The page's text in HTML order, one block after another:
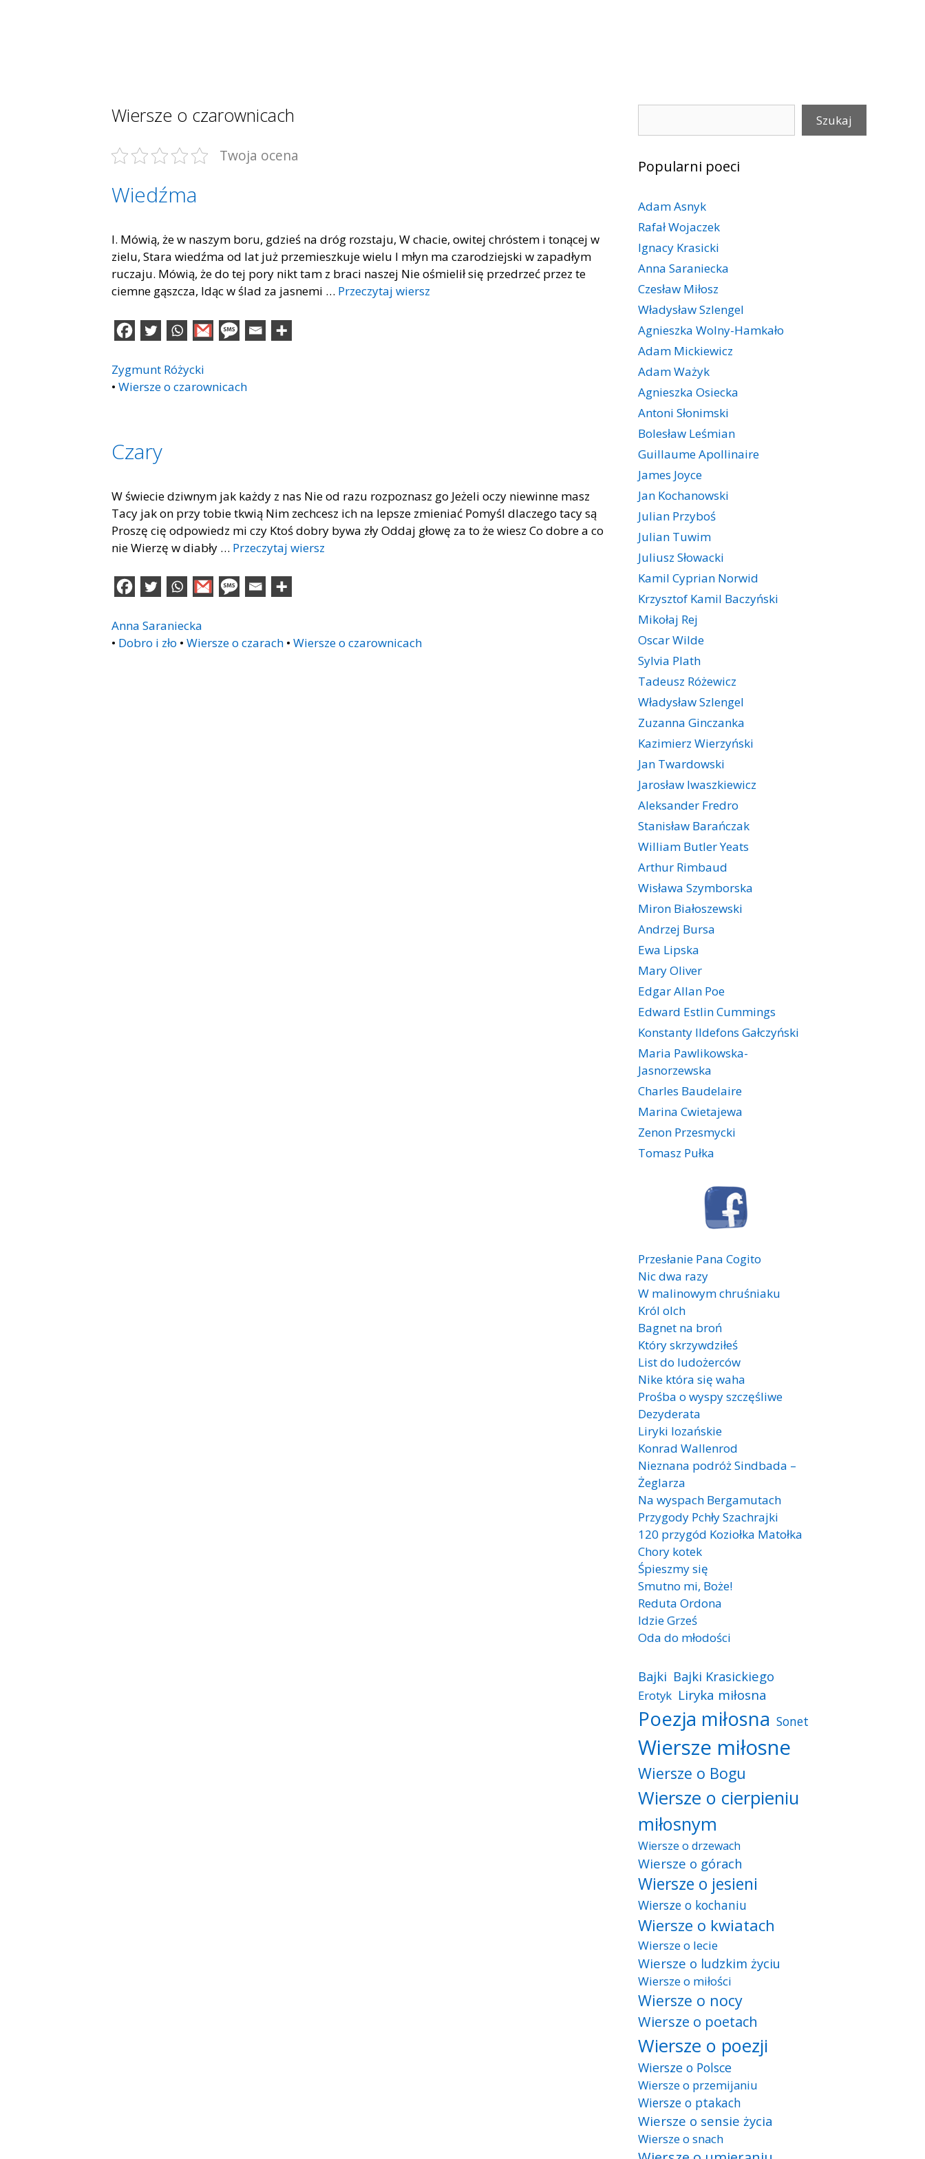
Wiersze o czarownicach
Twoja ocena
Wiedźma
I. Mówią, że w naszym boru, gdzieś na dróg rozstaju, W chacie, owitej chróstem i tonącej w
zielu, Stara wiedźma od lat już przemieszkuje wielu I młyn ma czarodziejski w zapadłym
ruczaju. Mówią, że do tej pory nikt tam z braci naszej Nie ośmielił się przedrzeć przez te
ciemne gąszcza, Idąc w ślad za jasnemi … Przeczytaj wiersz
Zygmunt Różycki
• Wiersze o czarownicach
Czary
W świecie dziwnym jak każdy z nas Nie od razu rozpoznasz go Jeżeli oczy niewinne masz
Tacy jak on przy tobie tkwią Nim zechcesz ich na lepsze zmieniać Pomyśl dlaczego tacy są
Proszę cię odpowiedz mi czy Ktoś dobry bywa zły Oddaj głowę za to że wiesz Co dobre a co
nie Wierzę w diabły … Przeczytaj wiersz
Anna Saraniecka
• Dobro i zło • Wiersze o czarach • Wiersze o czarownicach
Szukaj
Popularni poeci
Adam Asnyk
Rafał Wojaczek
Ignacy Krasicki
Anna Saraniecka
Czesław Miłosz
Władysław Szlengel
Agnieszka Wolny-Hamkało
Adam Mickiewicz
Adam Ważyk
Agnieszka Osiecka
Antoni Słonimski
Bolesław Leśmian
Guillaume Apollinaire
James Joyce
Jan Kochanowski
Julian Przyboś
Julian Tuwim
Juliusz Słowacki
Kamil Cyprian Norwid
Krzysztof Kamil Baczyński
Mikołaj Rej
Oscar Wilde
Sylvia Plath
Tadeusz Różewicz
Władysław Szlengel
Zuzanna Ginczanka
Kazimierz Wierzyński
Jan Twardowski
Jarosław Iwaszkiewicz
Aleksander Fredro
Stanisław Barańczak
William Butler Yeats
Arthur Rimbaud
Wisława Szymborska
Miron Białoszewski
Andrzej Bursa
Ewa Lipska
Mary Oliver
Edgar Allan Poe
Edward Estlin Cummings
Konstanty Ildefons Gałczyński
Maria Pawlikowska-
Jasnorzewska
Charles Baudelaire
Marina Cwietajewa
Zenon Przesmycki
Tomasz Pułka
Przesłanie Pana Cogito
Nic dwa razy
W malinowym chruśniaku
Król olch
Bagnet na broń
Który skrzywdziłeś
List do ludożerców
Nike która się waha
Prośba o wyspy szczęśliwe
Dezyderata
Liryki lozańskie
Konrad Wallenrod
Nieznana podróż Sindbada –
Żeglarza
Na wyspach Bergamutach
Przygody Pchły Szachrajki
120 przygód Koziołka Matołka
Chory kotek
Śpieszmy się
Smutno mi, Boże!
Reduta Ordona
Idzie Grześ
Oda do młodości
Bajki Bajki Krasickiego
Erotyk Liryka miłosna
Poezja miłosna Sonet
Wiersze miłosne
Wiersze o Bogu
Wiersze o cierpieniu
miłosnym
Wiersze o drzewach
Wiersze o górach
Wiersze o jesieni
Wiersze o kochaniu
Wiersze o kwiatach
Wiersze o lecie
Wiersze o ludzkim życiu
Wiersze o miłości
Wiersze o nocy
Wiersze o poetach
Wiersze o poezji
Wiersze o Polsce
Wiersze o przemijaniu
Wiersze o ptakach
Wiersze o sensie życia
Wiersze o snach